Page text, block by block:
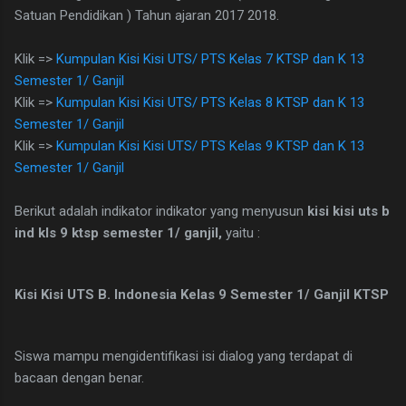
Satuan Pendidikan ) Tahun ajaran 2017 2018.
Klik => Kumpulan Kisi Kisi UTS/ PTS Kelas 7 KTSP dan K 13
Semester 1/ Ganjil
Klik => Kumpulan Kisi Kisi UTS/ PTS Kelas 8 KTSP dan K 13
Semester 1/ Ganjil
Klik => Kumpulan Kisi Kisi UTS/ PTS Kelas 9 KTSP dan K 13
Semester 1/ Ganjil
Berikut adalah indikator indikator yang menyusun kisi kisi uts b
ind kls 9 ktsp semester 1/ ganjil, yaitu :
Kisi Kisi UTS B. Indonesia Kelas 9 Semester 1/ Ganjil KTSP
Siswa mampu mengidentifikasi isi dialog yang terdapat di
bacaan dengan benar.